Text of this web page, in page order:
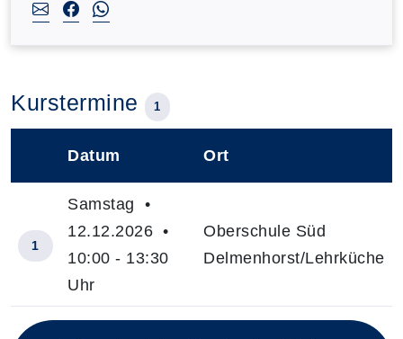
Kurstermine 1
Insgesamt gibt es 1 Termine zum diesen Kurs
Datum Ort
1
Samstag •
12.12.2026 •
10:00 - 13:30
Uhr
Oberschule Süd
Delmenhorst/Lehrküche